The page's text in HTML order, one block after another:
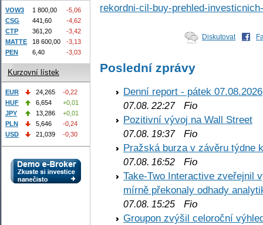
rekordni-cil-buy-prehled-
Diskutovat
Poslední zprávy
Denní report - pátek 07.08.2026
07.08. 22:27Fio
Pozitivní vývoj na Wall Street
07.08. 19:37Fio
Pražská burza v závěru týdne
07.08. 16:52 Fio
Take-Two Interactive zveřejnil
mírně překonaly odhady
07.08. 15:25 Fio
Groupon zvýšil celoroční
VOW3 1 800,00
-5,06
CSG
441,60
-4,62
CTP
361,20
-3,42
MATTE
18 600,00
-3,13
PEN
6,40 -3,03
Kurzovní lístek
EUR 24,265
-0,22
HUF
6,654
+0,01
JPY
13,286
+0,01
PLN
5,646
-0,24
USD
21,039 -0,30